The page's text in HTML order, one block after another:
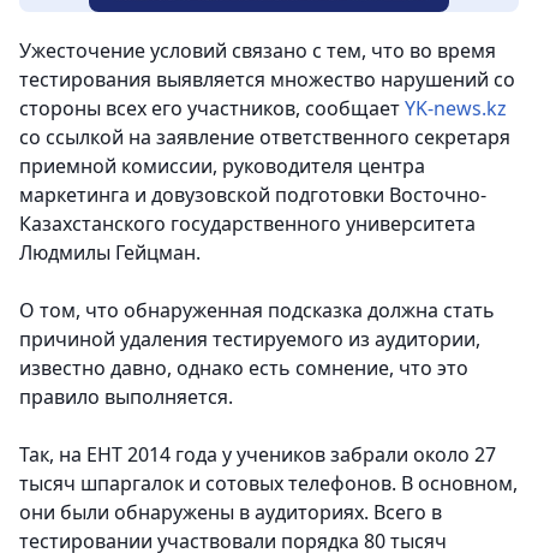
Ужесточение условий связано с тем, что во время
тестирования выявляется множество нарушений со
стороны всех его участников, сообщаетYK-news.kz
со ссылкой на заявление ответственного секретаря
приемной комиссии, руководителя центра
маркетинга и довузовской подготовки Восточно-
Казахстанского государственного университета
Людмилы Гейцман.
О том, что обнаруженная подсказка должна стать
причиной удаления тестируемого из аудитории,
известно давно, однако есть сомнение, что это
правило выполняется.
Так, на ЕНТ 2014 года у учеников забрали около 27
тысяч шпаргалок и сотовых телефонов. В основном,
они были обнаружены в аудиториях. Всего в
тестировании участвовали порядка 80 тысяч